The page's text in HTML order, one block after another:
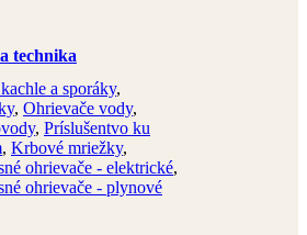
technika
a sporáky,
, Ohrievače vody,
, Príslušentvo ku
, Krbové mriežky,
ohrievače - elektrické,
ohrievače - plynové